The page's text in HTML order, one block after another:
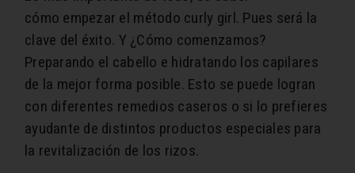
cómo empezar el método curly girl. Pues será la
clave del éxito. Y ¿Cómo comenzamos?
Preparando el cabello e hidratando los capilares
de la mejor forma posible. Esto se puede logran
con diferentes remedios caseros o si lo prefieres
ayudante de distintos productos especiales para
la revitalización de los rizos.